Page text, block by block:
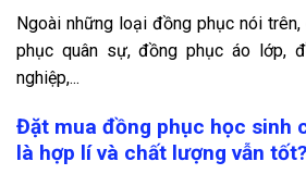
Ngoài những loại đồng phục nói
phục quân sự, đồng phục áo lớp,
nghiệp,...
Đặt mua đồng phục học sinh
là hợp lí và chất lượng vẫn tốt?